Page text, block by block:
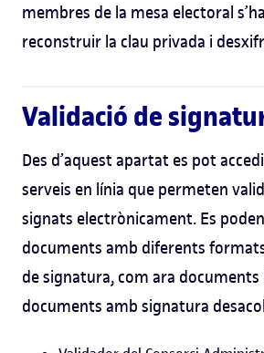
membres de la mesa electoral
reconstruir la clau privada i
Validació de
Des d’aquest apartat es pot
serveis en línia que permeten
signats electrònicament. Es
documents amb diferents
de signatura, com ara documents
documents amb signatura